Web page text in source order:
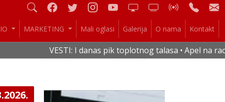
MARKETING Mali oglasi Galerija O nama Kontakt
VESTI: I danas pik toplotnog talasa • Apel na